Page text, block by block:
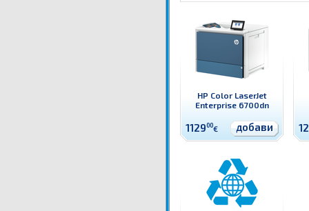
HP Color LaserJet
Enterprise 6700dn
112900€ добави